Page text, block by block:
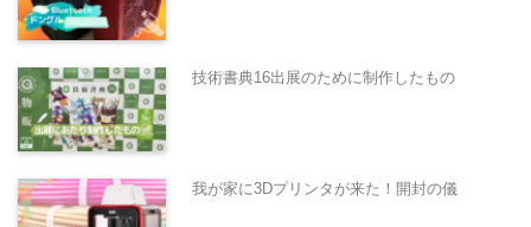
技術書典16出展のために制作したもの
我が家に3Dプリンタが来た！開封の儀